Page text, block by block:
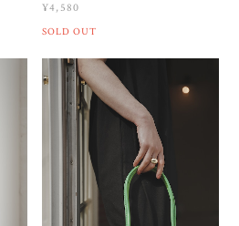
¥4,580
SOLD OUT